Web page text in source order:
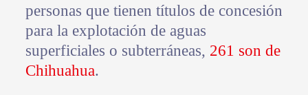
personas que tienen títulos de concesión
para la explotación de aguas
superficiales o subterráneas, 261 son de
Chihuahua.